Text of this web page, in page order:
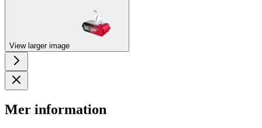
View larger image
Mer information